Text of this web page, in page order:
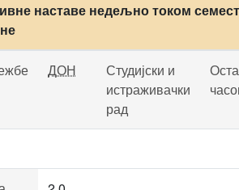
наставе недељно током
ДОН
Студијски и
истраживачки
рад